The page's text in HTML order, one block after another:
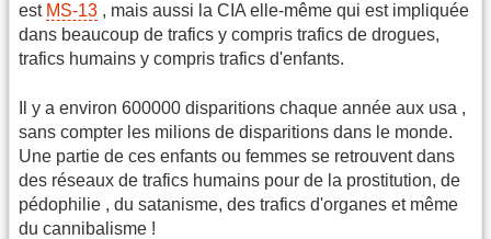
est MS-13 , mais aussi la CIA elle-même qui est impliquée
dans beaucoup de trafics y compris trafics de drogues,
trafics humains y compris trafics d'enfants.
Il y a environ 600000 disparitions chaque année aux usa ,
sans compter les milions de disparitions dans le monde.
Une partie de ces enfants ou femmes se retrouvent dans
des réseaux de trafics humains pour de la prostitution, de
pédophilie , du satanisme, des trafics d'organes et même
du cannibalisme !